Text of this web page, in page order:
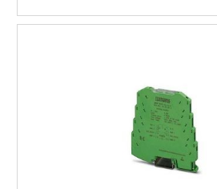
programação, funcionamento